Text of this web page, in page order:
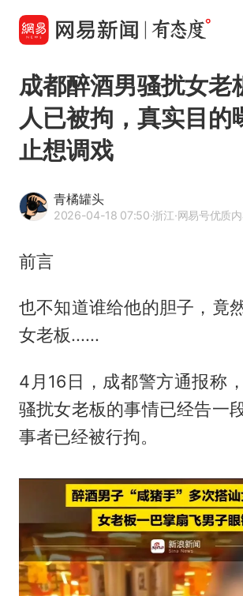
成都醉酒男骚扰女老
人已被拘，真实目的
止想调戏
青橘罐头
2026-04-18 07:50·浙江·网易号优质内容创
前言
也不知道谁给他的胆子，竟
女老板......
4月16日，成都警方通报称
骚扰女老板的事情已经告一
事者已经被行拘。